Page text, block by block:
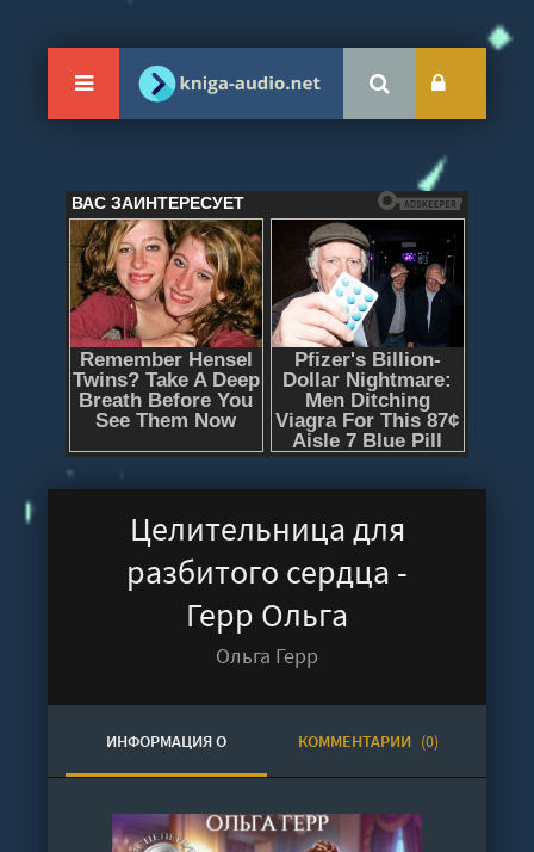
Целительница для
разбитого сердца -
Герр Ольга
Ольга Герр
ИНФОРМАЦИЯ О
АУДИОКНИГЕ
КОММЕНТАРИИ (0)